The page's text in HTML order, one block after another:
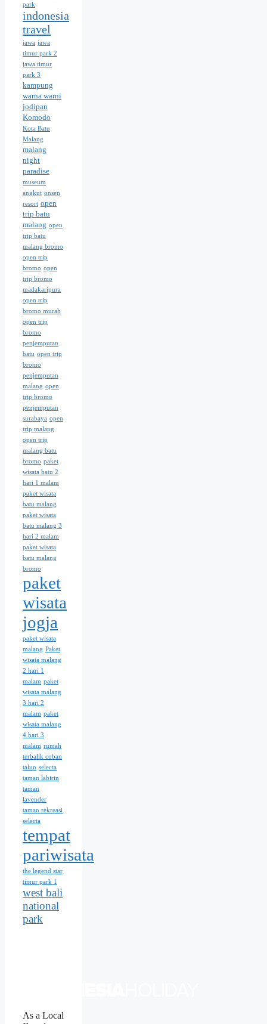
park
indonesia
travel
jawa jawa
timur park 2
jawa timur
park 3
kampung
warna warni
jodipan
Komodo
Kota Batu
Malang
malang
night
paradise
museum
angkut onsen
resort open
trip batu
malang open
trip batu
malang bromo
open trip
bromo open
trip bromo
madakaripura
open trip
bromo murah
open trip
bromo
penjemputan
batu open trip
bromo
penjemputan
malang open
trip bromo
penjemputan
surabaya open
trip malang
open trip
malang batu
bromo paket
wisata batu 2
hari 1 malam
paket wisata
batu malang
paket wisata
batu malang 3
hari 2 malam
paket wisata
batu malang
bromo
paket
wisata
jogja
paket wisata
malang Paket
wisata malang
2 hari 1
malam paket
wisata malang
3 hari 2
malam paket
wisata malang
4 hari 3
malam rumah
terbalik coban
talun selecta
taman labirin
taman
lavender
taman rekreasi
selecta
tempat
pariwisata
the legend star
timur park 1
west bali
national
park
As a Local